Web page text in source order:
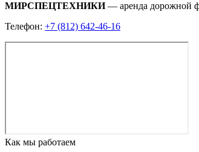
МИРСПЕЦТЕХНИКИ— аренда дорожной
Телефон: +7 (812) 642-46-16
Как мы работаем